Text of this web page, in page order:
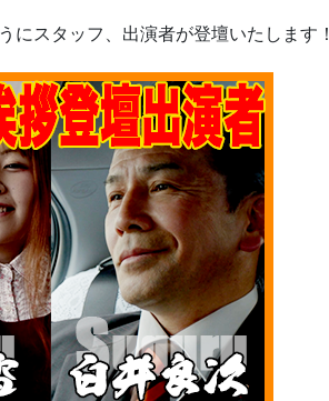
にスタッフ、出演者が登壇いたします！